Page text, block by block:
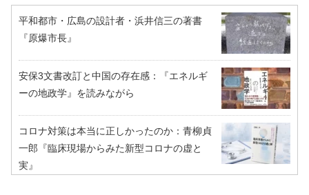
平和都市・広島の設計者・浜井信三の著書
『原爆市長』
安保3文書改訂と中国の存在感：『エネルギ
ーの地政学』を読みながら
コロナ対策は本当に正しかったのか：青柳貞
一郎『臨床現場からみた新型コロナの虚と
実』